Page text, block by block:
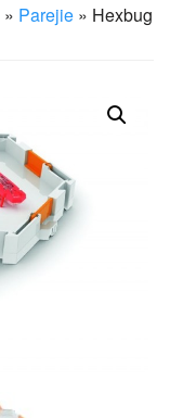
» Parejie » Hexbug